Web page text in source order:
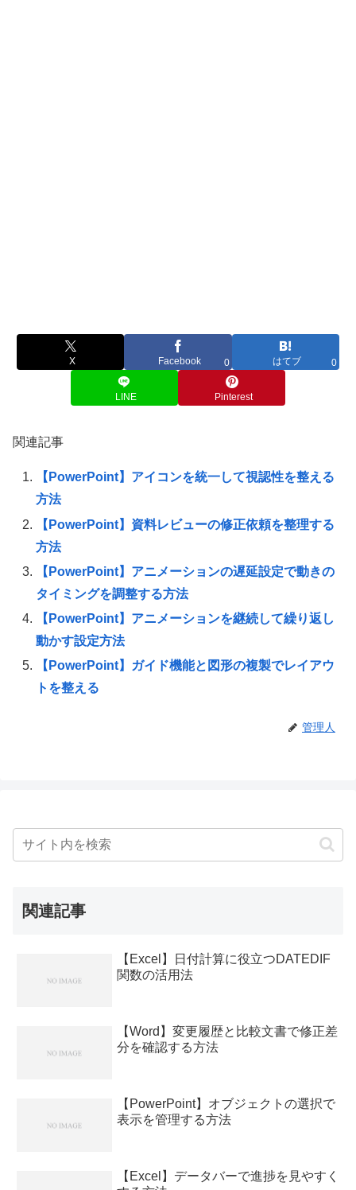
X Facebook 0 はてブ 0
LINE Pinterest
関連記事
【PowerPoint】アイコンを統一して視認性を整える
方法
【PowerPoint】資料レビューの修正依頼を整理する
方法
【PowerPoint】アニメーションの遅延設定で動きの
タイミングを調整する方法
【PowerPoint】アニメーションを継続して繰り返し
動かす設定方法
【PowerPoint】ガイド機能と図形の複製でレイアウ
トを整える
管理人
関連記事
【Excel】日付計算に役立つDATEDIF
関数の活用法
【Word】変更履歴と比較文書で修正差
分を確認する方法
【PowerPoint】オブジェクトの選択で
表示を管理する方法
【Excel】データバーで進捗を見やすく